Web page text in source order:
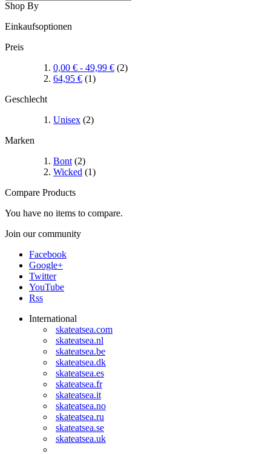
Shop By
Einkaufsoptionen
Preis
0,00 € - 49,99 € (2)
64,95 € (1)
Geschlecht
Unisex (2)
Marken
Bont (2)
Wicked (1)
Compare Products
You have no items to compare.
Join our community
Facebook
Google+
Twitter
YouTube
Rss
International
skateatsea.com
skateatsea.nl
skateatsea.be
skateatsea.dk
skateatsea.es
skateatsea.fr
skateatsea.it
skateatsea.no
skateatsea.ru
skateatsea.se
skateatsea.uk